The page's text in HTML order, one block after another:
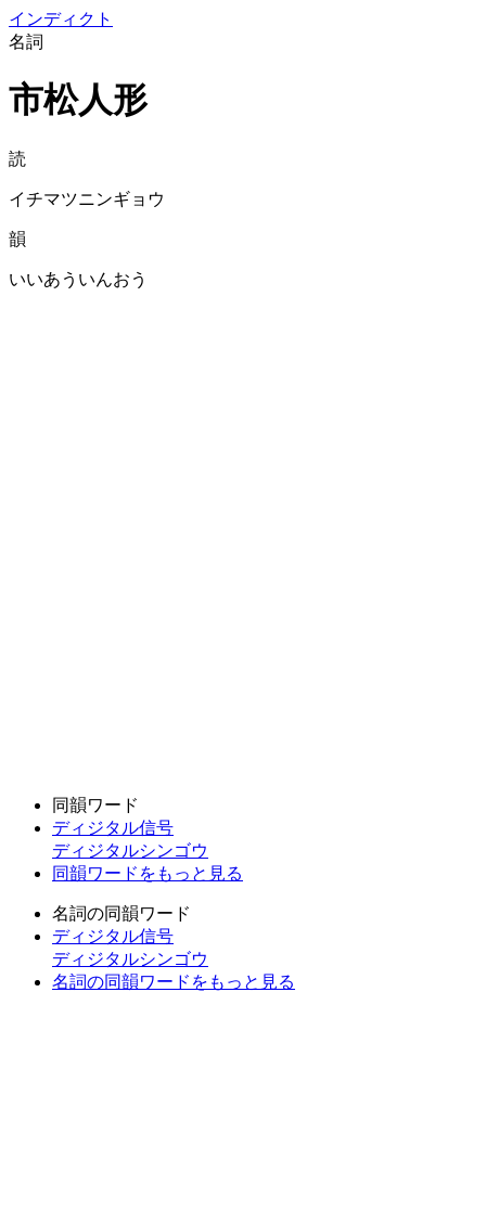
インディクト
名詞
市松人形
読
イチマツニンギョウ
韻
いいあういんおう
同韻ワード
ディジタル信号
ディジタルシンゴウ
同韻ワードをもっと見る
名詞の同韻ワード
ディジタル信号
ディジタルシンゴウ
名詞の同韻ワードをもっと見る